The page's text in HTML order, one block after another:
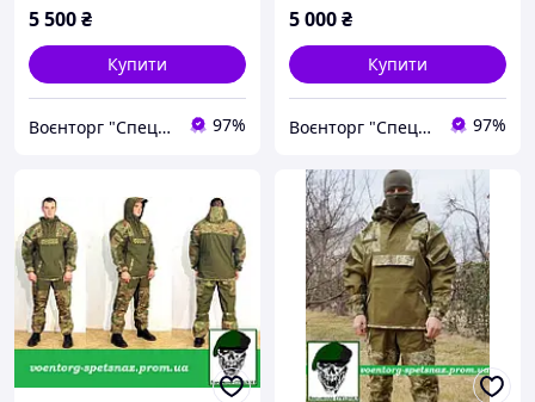
5 500₴
Купити
Воєнторг "Спецназ" - найкращий український військовий магазин — виробник! 97%
5 000₴
Купити
Воєнторг "Спецназ" - найкращий український військовий магазин — виробник! 97%